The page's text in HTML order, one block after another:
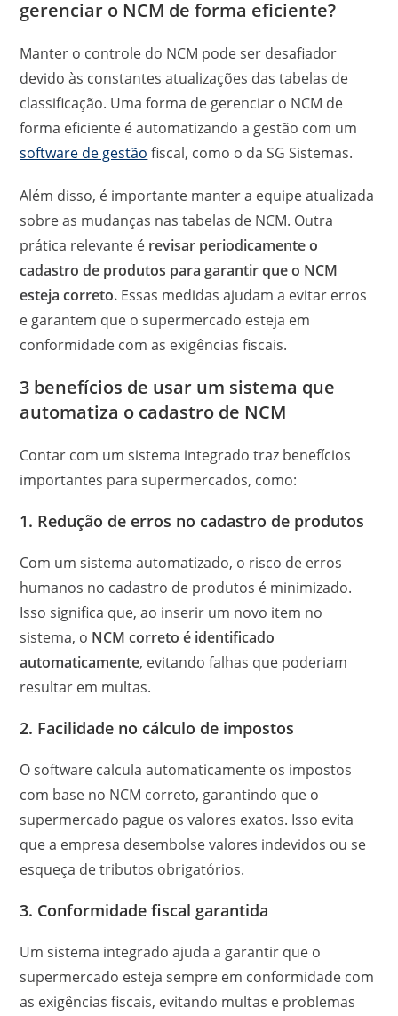
gerenciar o NCM de forma eficiente?
Manter o controle do NCM pode ser desafiador
devido às constantes atualizações das tabelas de
classificação. Uma forma de gerenciar o NCM de
forma eficiente é automatizando a gestão com um
software de gestão fiscal, como o da SG Sistemas.
Além disso, é importante manter a equipe atualizada
sobre as mudanças nas tabelas de NCM. Outra
prática relevante é revisar periodicamente o
cadastro de produtos para garantir que o NCM
esteja correto. Essas medidas ajudam a evitar erros
e garantem que o supermercado esteja em
conformidade com as exigências fiscais.
3 benefícios de usar um sistema que
automatiza o cadastro de NCM
Contar com um sistema integrado traz benefícios
importantes para supermercados, como:
1. Redução de erros no cadastro de produtos
Com um sistema automatizado, o risco de erros
humanos no cadastro de produtos é minimizado.
Isso significa que, ao inserir um novo item no
sistema, o NCM correto é identificado
automaticamente, evitando falhas que poderiam
resultar em multas.
2. Facilidade no cálculo de impostos
O software calcula automaticamente os impostos
com base no NCM correto, garantindo que o
supermercado pague os valores exatos. Isso evita
que a empresa desembolse valores indevidos ou se
esqueça de tributos obrigatórios.
3. Conformidade fiscal garantida
Um sistema integrado ajuda a garantir que o
supermercado esteja sempre em conformidade com
as exigências fiscais, evitando multas e problemas